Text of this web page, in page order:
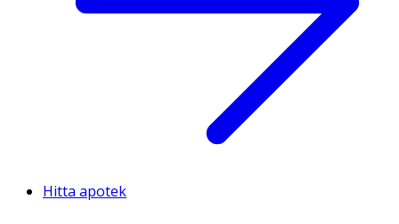
Hitta apotek